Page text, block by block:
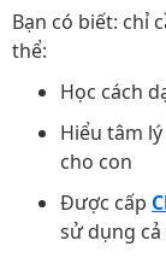
Bạn có biết: chỉ
thể:
Học cách
Hiểu tâm
cho con
Được cấp
sử dụng